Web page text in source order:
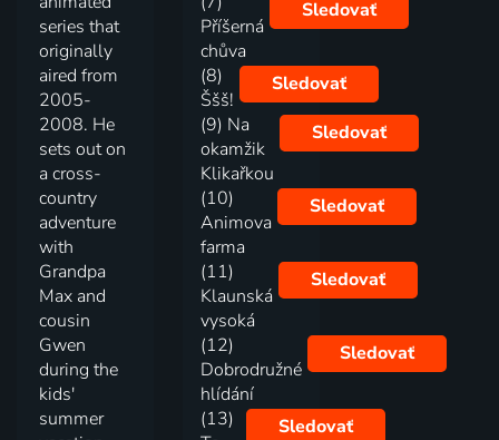
series that
originally
aired from
2005-
2008. He
sets out on
a cross-
country
adventure
with
Grandpa
Max and
cousin
Gwen
during the
kids'
summer
Příšerná
chůva
Sledovať
(8)
Ššš!
Sledovať
(9) Na
okamžik
Klikařkou
Sledovať
(10)
Animova
farma
Sledovať
(11)
Klaunská
vysoká
Sledovať
(12)
Dobrodružné
hlídání
Sledovať
(13)
Sledovať